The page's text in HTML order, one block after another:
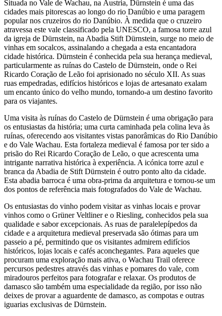
Situada no Vale de Wachau, na Áustria, Dürnstein é uma das
cidades mais pitorescas ao longo do rio Danúbio e uma paragem
popular nos cruzeiros do rio Danúbio. À medida que o cruzeiro
atravessa este vale classificado pela UNESCO, a famosa torre azul
da igreja de Dürnstein, na Abadia Stift Dürnstein, surge no meio de
vinhas em socalcos, assinalando a chegada a esta encantadora
cidade histórica. Dürnstein é conhecida pela sua herança medieval,
particularmente as ruínas do Castelo de Dürnstein, onde o Rei
Ricardo Coração de Leão foi aprisionado no século XII. As suas
ruas empedradas, edifícios históricos e lojas de artesanato exalam
um encanto único do velho mundo, tornando-a um destino favorito
para os viajantes.
Uma visita às ruínas do Castelo de Dürnstein é uma obrigação para
os entusiastas da história; uma curta caminhada pela colina leva às
ruínas, oferecendo aos visitantes vistas panorâmicas do Rio Danúbio
e do Vale Wachau. Esta fortaleza medieval é famosa por ter sido a
prisão do Rei Ricardo Coração de Leão, o que acrescenta uma
intrigante narrativa histórica à experiência. A icónica torre azul e
branca da Abadia de Stift Dürnstein é outro ponto alto da cidade.
Esta abadia barroca é uma obra-prima da arquitetura e tornou-se um
dos pontos de referência mais fotografados do Vale de Wachau.
Os entusiastas do vinho podem visitar as vinhas locais e provar
vinhos como o Grüner Veltliner e o Riesling, conhecidos pela sua
qualidade e sabor excepcionais. As ruas de paralelepípedos da
cidade e a arquitetura medieval preservada são ótimas para um
passeio a pé, permitindo que os visitantes admirem edifícios
históricos, lojas locais e cafés aconchegantes. Para aqueles que
procuram uma exploração mais ativa, o Wachau Trail oferece
percursos pedestres através das vinhas e pomares do vale, com
miradouros perfeitos para fotografar e relaxar. Os produtos de
damasco são também uma especialidade da região, por isso não
deixes de provar a aguardente de damasco, as compotas e outras
iguarias exclusivas de Dürnstein.